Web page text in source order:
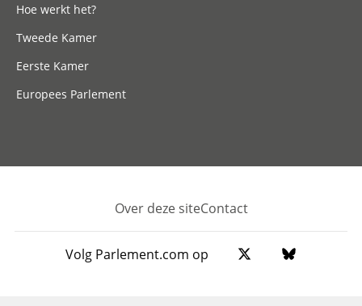
Hoe werkt het?
Tweede Kamer
Eerste Kamer
Europees Parlement
Footer
Over deze siteContact
Volg Parlement.com op